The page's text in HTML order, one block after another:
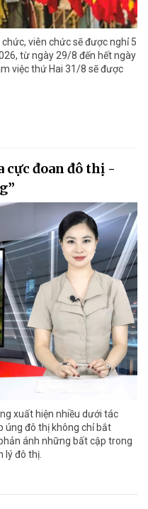
viên chức sẽ được nghỉ 5
từ ngày 29/8 đến hết ngày
việc thứ Hai 31/8 sẽ được
cực đoan đô thị -
xuất hiện nhiều dưới tác
úng đô thị không chỉ bắt
ánh những bất cập trong
lý đô thị.